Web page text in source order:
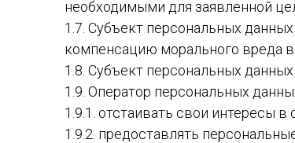
необходимыми для заявленной
1.7. Субъект персональных
компенсацию морального вреда
1.8. Субъект персональных
1.9. Оператор персональных
1.9.1. отстаивать свои интересы в
1.9.2. предоставлять